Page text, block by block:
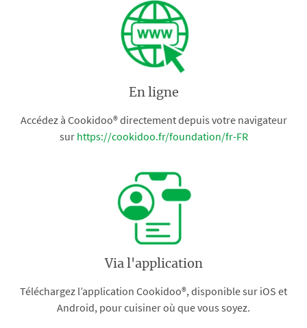
En ligne
Accédez à Cookidoo® directement depuis votre navigateur
sur https://cookidoo.fr/foundation/fr-FR
Via l'application
Téléchargez l’application Cookidoo®, disponible sur iOS et
Android, pour cuisiner où que vous soyez.